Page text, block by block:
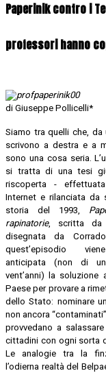
Paperinik contro i
professori hanno
di Giuseppe Pollicelli*
Siamo tra quelli che,
scrivono a destra e a
sono una cosa seria.
si tratta di una tesi
riscoperta -
Internet e rilanciata
storia del 1993,
rapinatorie, scritta da
disegnata da
quest’episodio
anticipata (non di
vent’anni) la
Paese per provare a
dello Stato: nominare
non ancora
provvedano a
cittadini con ogni sorta
Le analogie tra la
l’odierna realtà del